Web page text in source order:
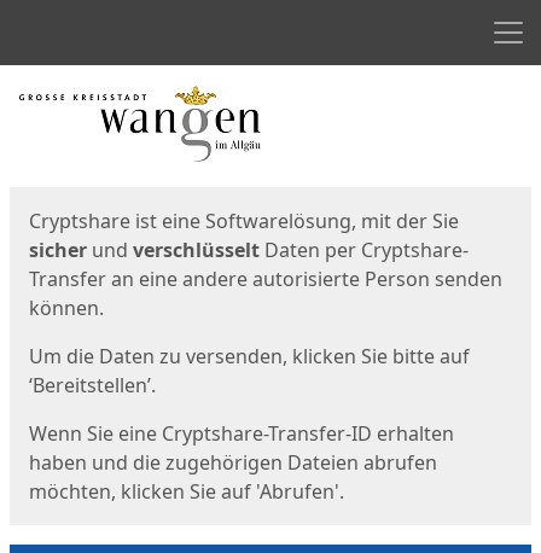
Start
Cryptshare ist eine Softwarelösung, mit der Sie
sicher und verschlüsselt Daten per Cryptshare-
Transfer an eine andere autorisierte Person senden
können.
Um die Daten zu versenden, klicken Sie bitte auf
‘Bereitstellen’.
Wenn Sie eine Cryptshare-Transfer-ID erhalten
haben und die zugehörigen Dateien abrufen
möchten, klicken Sie auf 'Abrufen'.